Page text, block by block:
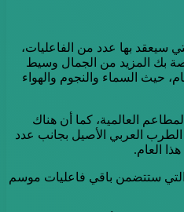
سيعقد بها عدد من الفاعليات،
بك المزيد من الجمال وسيط
حيث السماء والنجوم والهواء
العالمية، كما أن هناك
العربي الأصيل بجانب عدد
العام.
ستتضمن باقي فاعليات موسم